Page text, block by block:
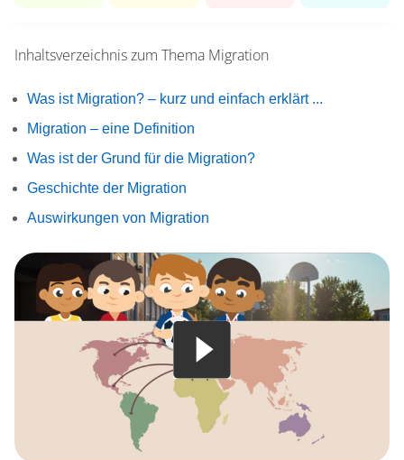
Inhaltsverzeichnis zum Thema Migration
Was ist Migration? – kurz und einfach erklärt ...
Migration – eine Definition
Was ist der Grund für die Migration?
Geschichte der Migration
Auswirkungen von Migration